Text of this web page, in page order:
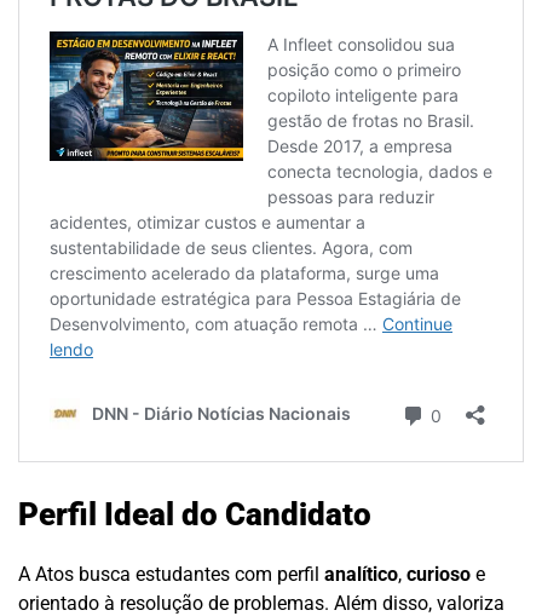
Perfil Ideal do Candidato
A Atos busca estudantes com perfil analítico, curioso e
orientado à resolução de problemas. Além disso, valoriza